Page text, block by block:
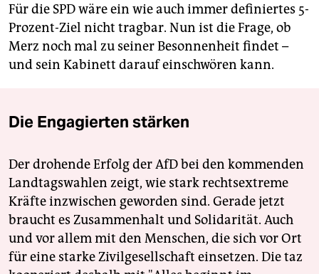
Für die SPD wäre ein wie auch immer definiertes 5-
Prozent-Ziel nicht tragbar. Nun ist die Frage, ob
Merz noch mal zu seiner Besonnenheit findet –
und sein Kabinett darauf einschwören kann.
Die Engagierten stärken
Der drohende Erfolg der AfD bei den kommenden
Landtagswahlen zeigt, wie stark rechtsextreme
Kräfte inzwischen geworden sind. Gerade jetzt
braucht es Zusammenhalt und Solidarität. Auch
und vor allem mit den Menschen, die sich vor Ort
für eine starke Zivilgesellschaft einsetzen. Die taz